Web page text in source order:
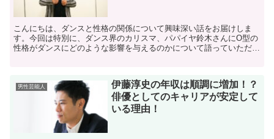
こんにちは、ダンスと性格の関係について興味深い話をお届けしま
す。今回は特別に、ダンス界のカリスマ、パパイヤ鈴木さんにO型の
性格がダンスにどのような影響を与えるのかについて語っていただき
男性芸能人
伊藤淳史の年収は順調に増加！？
俳優としてのキャリアが安定して
いる理由！